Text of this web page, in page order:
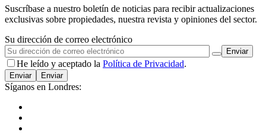
Suscríbase a nuestro boletín de noticias para recibir actualizaciones
exclusivas sobre propiedades, nuestra revista y opiniones del sector.
Su dirección de correo electrónico
He leído y aceptado la Política de Privacidad.
Enviar
Síganos en Londres: